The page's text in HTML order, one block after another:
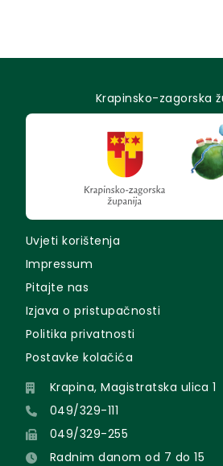
Krapinsko-zagorska
Uvjeti korištenja
Impressum
Pitajte nas
Izjava o pristupačnosti
Politika privatnosti
Postavke kolačića
Krapina, Magistratska ulica 1
049/329-111
049/329-255
Radnim danom od 7 do 15